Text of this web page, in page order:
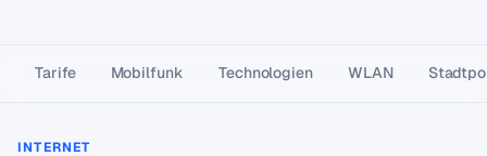
Tarife Mobilfunk Technologien WLAN
INTERNET